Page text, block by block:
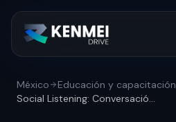
México Educación y capacitación
Social Listening: Conversación digital s...